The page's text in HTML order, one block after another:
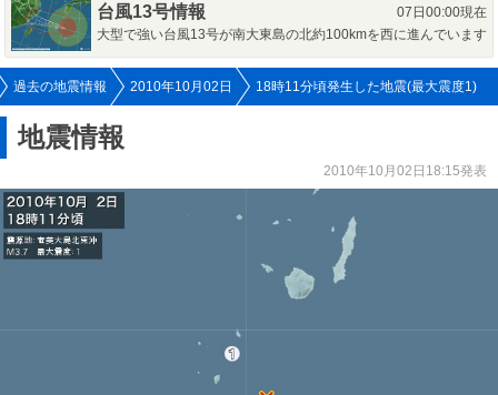
台風13号情報
07日00:00現在
大型で強い台風13号が南大東島の北約100kmを西に進んでいます
過去の地震情報 2010年10月02日 18時11分頃発生した地震(最大震度1)
地震情報
2010年10月02日18:15発表